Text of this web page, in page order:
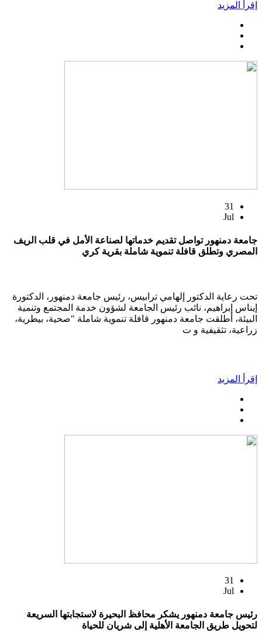
إقرأ المزيد
31
Jul
جامعة دمنهور تواصل تقديم خدماتها لصناعة الأمل في قلب الريف
المصري وتطلق قافلة تنموية شاملة بقرية كري
تحت رعاية الدكتور إلهامي ترابيس، رئيس جامعة دمنهور، الدكتورة
إيناس إبراهيم، نائب رئيس الجامعة لشؤون خدمة المجتمع وتنمية
البيئة، أطلقت جامعة دمنهور قافلة تنموية شاملة "صحية، بيطرية،
زراعية، تثقيفية و ت
إقرأ المزيد
31
Jul
رئيس جامعة دمنهور يشكر محافظ البحيرة لاستجابتها السريعة
لتحويل طريق الجامعة الأهلية إلى شريان للحياة